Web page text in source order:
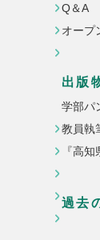
Q＆A
オープ
出版
学部パ
教員執
『高
過去